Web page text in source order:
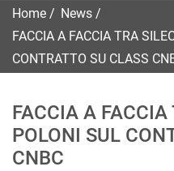
Home News
FACCIA A FACCIA TRA
CONTRATTO SU CLASS
FACCIA A
POLONI SUL
CNBC